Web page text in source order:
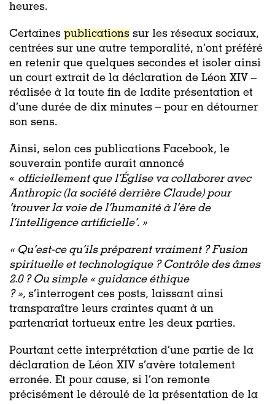
heures.
Certaines publications sur les réseaux sociaux,
centrées sur une autre temporalité, n’ont préféré
en retenir que quelques secondes et isoler ainsi
un court extrait de la déclaration de Léon XIV –
réalisée à la toute fin de ladite présentation et
d’une durée de dix minutes – pour en détourner
son sens.
Ainsi, selon ces publications Facebook, le
souverain pontife aurait annoncé
« officiellement que l’Église va collaborer avec
Anthropic (la société derrière Claude) pour
‘trouver la voie de l’humanité à l’ère de
l’intelligence artificielle’. »
« Qu’est-ce qu’ils préparent vraiment ? Fusion
spirituelle et technologique ? Contrôle des âmes
2.0 ? Ou simple « guidance éthique
? », s’interrogent ces posts, laissant ainsi
transparaître leurs craintes quant à un
partenariat tortueux entre les deux parties.
Pourtant cette interprétation d’une partie de la
déclaration de Léon XIV s’avère totalement
erronée. Et pour cause, si l’on remonte
précisément le déroulé de la présentation de la